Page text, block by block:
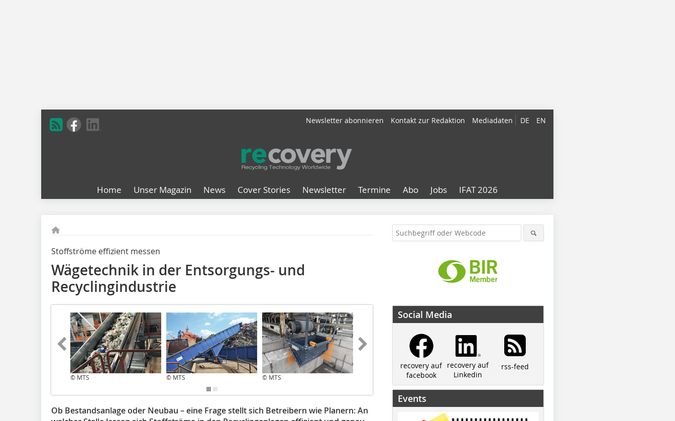
DE EN
Newsletter abonnieren Kontakt zur Redaktion Mediadaten
Home Unser Magazin News Cover Stories Newsletter Termine Abo Jobs IFAT 2026
Stoffströme effizient messen
Wägetechnik in der Entsorgungs- und
Recyclingindustrie
© MTS © MTS © MTS
Ob Bestandsanlage oder Neubau – eine Frage stellt sich Betreibern wie Planern: An
Social Media
recovery auf
facebook
recovery auf
Linkedin
rss-feed
Events